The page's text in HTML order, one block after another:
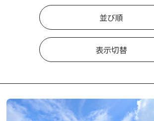
並び順
表示切替